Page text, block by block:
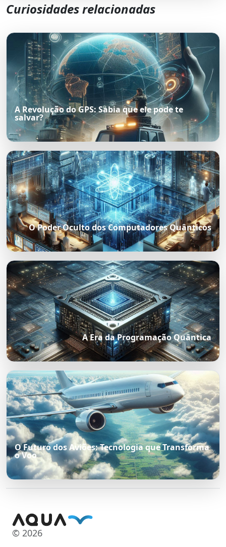
Curiosidades relacionadas
A Revolução do GPS: Sabia que ele pode te
salvar?
O Poder Oculto dos Computadores Quânticos
A Era da Programação Quântica
O Futuro dos Aviões: Tecnologia que Transforma
o Voo
© 2026